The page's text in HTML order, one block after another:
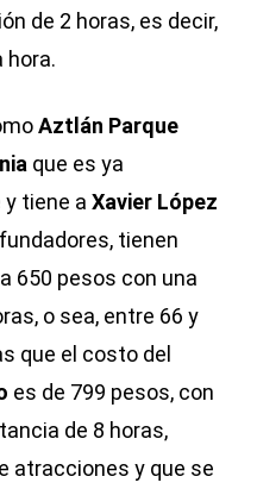
de 2 horas, es decir,
hora.
Aztlán Parque
que es ya
y tiene aXavier López
tienen
650 pesos con una
o sea, entre 66 y
que el costo del
es de 799 pesos, con
de 8 horas,
atracciones y que se